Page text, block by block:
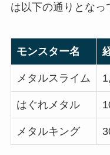
は以下の通りとなっ
モンスター名
メタルスライム
はぐれメタル
メタルキング